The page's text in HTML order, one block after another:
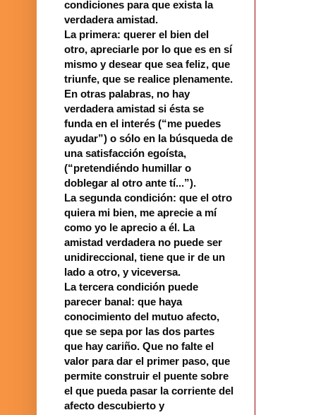
condiciones para que exista la
verdadera amistad.
La primera: querer el bien del
otro, apreciarle por lo que es en sí
mismo y desear que sea feliz, que
triunfe, que se realice plenamente.
En otras palabras, no hay
verdadera amistad si ésta se
funda en el interés (“me puedes
ayudar”) o sólo en la búsqueda de
una satisfacción egoísta,
(“pretendiéndo humillar o
doblegar al otro ante tí...”).
La segunda condición: que el otro
quiera mi bien, me aprecie a mí
como yo le aprecio a él. La
amistad verdadera no puede ser
unidireccional, tiene que ir de un
lado a otro, y viceversa.
La tercera condición puede
parecer banal: que haya
conocimiento del mutuo afecto,
que se sepa por las dos partes
que hay cariño. Que no falte el
valor para dar el primer paso, que
permite construir el puente sobre
el que pueda pasar la corriente del
afecto descubierto y